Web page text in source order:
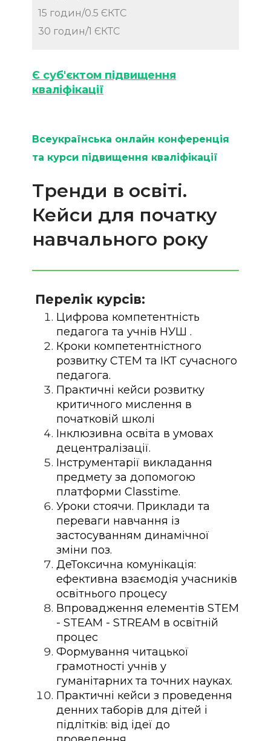
Всеукраїнська онлайн конференція
та курси підвищення кваліфікації
Тренди в освіті.
Кейси для початку
навчального року
Перелік курсів:
Цифрова компетентність
педагога та учнів НУШ .
Кроки компетентністного
розвитку СТЕМ та ІКТ сучасного
педагога.
Практичні кейси розвитку
критичного мислення в
початковій школі
Інклюзивна освіта в умовах
децентралізації.
Інструментарії викладання
предмету за допомогою
платформи Classtime.
Уроки стоячи. Приклади та
переваги навчання із
застосуванням динамічної
зміни поз.
ДеТоксична комунікація:
ефективна взаємодія учасників
освітнього процесу
Впровадження елементів STEM
- STEAM - STREAM в освітній
процес
Формування читацької
грамотності учнів у
гуманітарних та точних науках.
Практичні кейси з проведення
денних таборів для дітей і
підлітків: від ідеї до
15 годин/0.5 ЄКТС
30 годин/1 ЄКТС
Є суб'єктом підвищення
кваліфікації